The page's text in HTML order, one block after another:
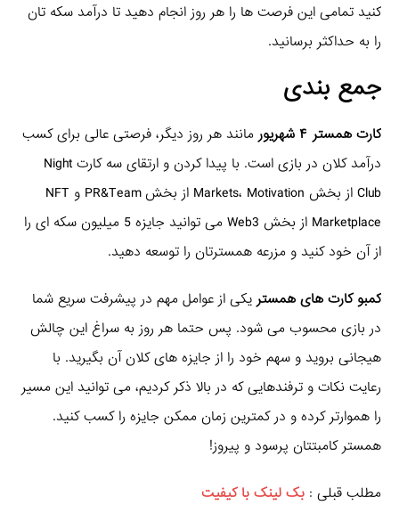
کنید تمامی این فرصت ها را هر روز انجام دهید تا درآمد سکه تان
را به حداکثر برسانید.
جمع بندی
کارت همستر ۴ شهریور
مانند هر روز دیگر، فرصتی عالی برای کسب
درآمد کلان در بازی است. با پیدا کردن و ارتقای سه کارت Night
Club از بخش Markets، Motivation از بخش PR&Team و NFT
Marketplace از بخش Web3 می توانید جایزه 5 میلیون سکه ای را
از آن خود کنید و مزرعه همسترتان را توسعه دهید.
کمبو کارت های همستر یکی از عوامل مهم در پیشرفت سریع شما
در بازی محسوب می شود. پس حتما هر روز به سراغ این چالش
هیجانی بروید و سهم خود را از جایزه های کلان آن بگیرید. با
رعایت نکات و ترفندهایی که در بالا ذکر کردیم، می توانید این مسیر
را هموارتر کرده و در کمترین زمان ممکن جایزه را کسب کنید.
همستر کامبتتان پرسود و پیروز!
مطلب قبلی : بک لینک با کیفیت